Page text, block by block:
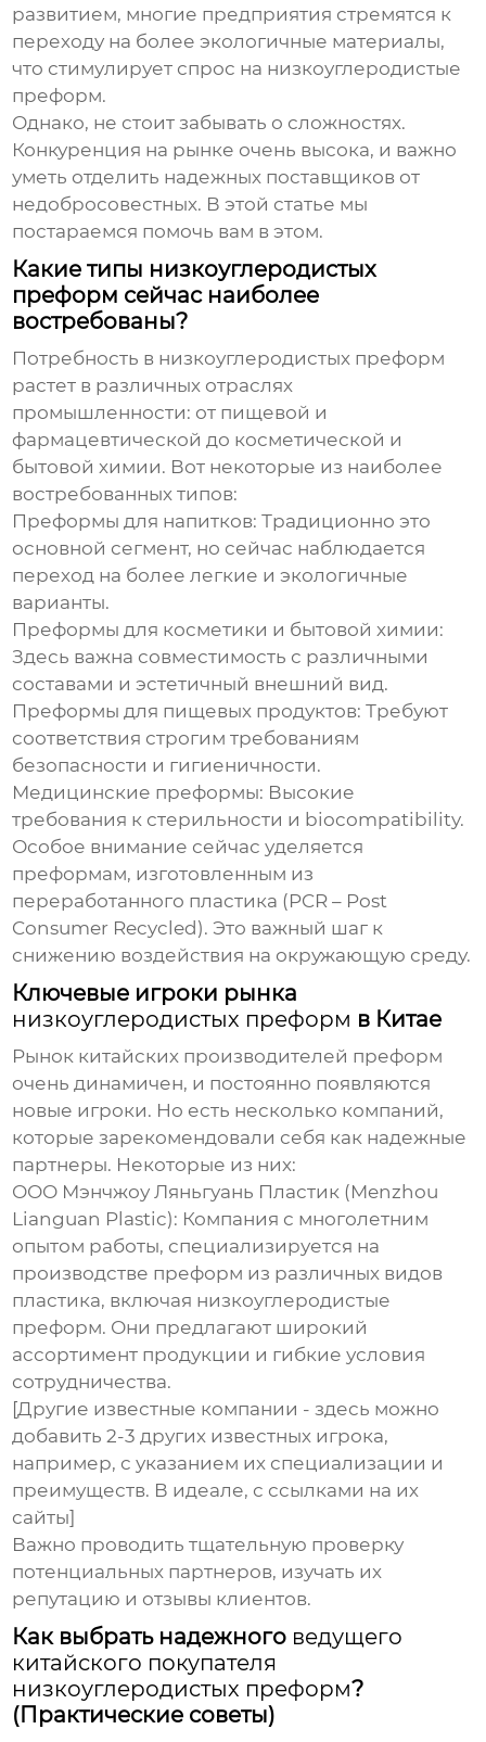
развитием, многие предприятия стремятся к
переходу на более экологичные материалы,
что стимулирует спрос на низкоуглеродистые
преформ.
Однако, не стоит забывать о сложностях.
Конкуренция на рынке очень высока, и важно
уметь отделить надежных поставщиков от
недобросовестных. В этой статье мы
постараемся помочь вам в этом.
Какие типы низкоуглеродистых
преформ сейчас наиболее
востребованы?
Потребность в низкоуглеродистых преформ
растет в различных отраслях
промышленности: от пищевой и
фармацевтической до косметической и
бытовой химии. Вот некоторые из наиболее
востребованных типов:
Преформы для напитков: Традиционно это
основной сегмент, но сейчас наблюдается
переход на более легкие и экологичные
варианты.
Преформы для косметики и бытовой химии:
Здесь важна совместимость с различными
составами и эстетичный внешний вид.
Преформы для пищевых продуктов: Требуют
соответствия строгим требованиям
безопасности и гигиеничности.
Медицинские преформы: Высокие
требования к стерильности и biocompatibility.
Особое внимание сейчас уделяется
преформам, изготовленным из
переработанного пластика (PCR – Post
Consumer Recycled). Это важный шаг к
снижению воздействия на окружающую среду.
Ключевые игроки рынка
низкоуглеродистых преформ в Китае
Рынок китайских производителей преформ
очень динамичен, и постоянно появляются
новые игроки. Но есть несколько компаний,
которые зарекомендовали себя как надежные
партнеры. Некоторые из них:
ООО Мэнчжоу Ляньгуань Пластик (Menzhou
Lianguan Plastic): Компания с многолетним
опытом работы, специализируется на
производстве преформ из различных видов
пластика, включая низкоуглеродистые
преформ. Они предлагают широкий
ассортимент продукции и гибкие условия
сотрудничества.
[Другие известные компании - здесь можно
добавить 2-3 других известных игрока,
например, с указанием их специализации и
преимуществ. В идеале, с ссылками на их
сайты]
Важно проводить тщательную проверку
потенциальных партнеров, изучать их
репутацию и отзывы клиентов.
Как выбрать надежного ведущего
китайского покупателя
низкоуглеродистых преформ?
(Практические советы)